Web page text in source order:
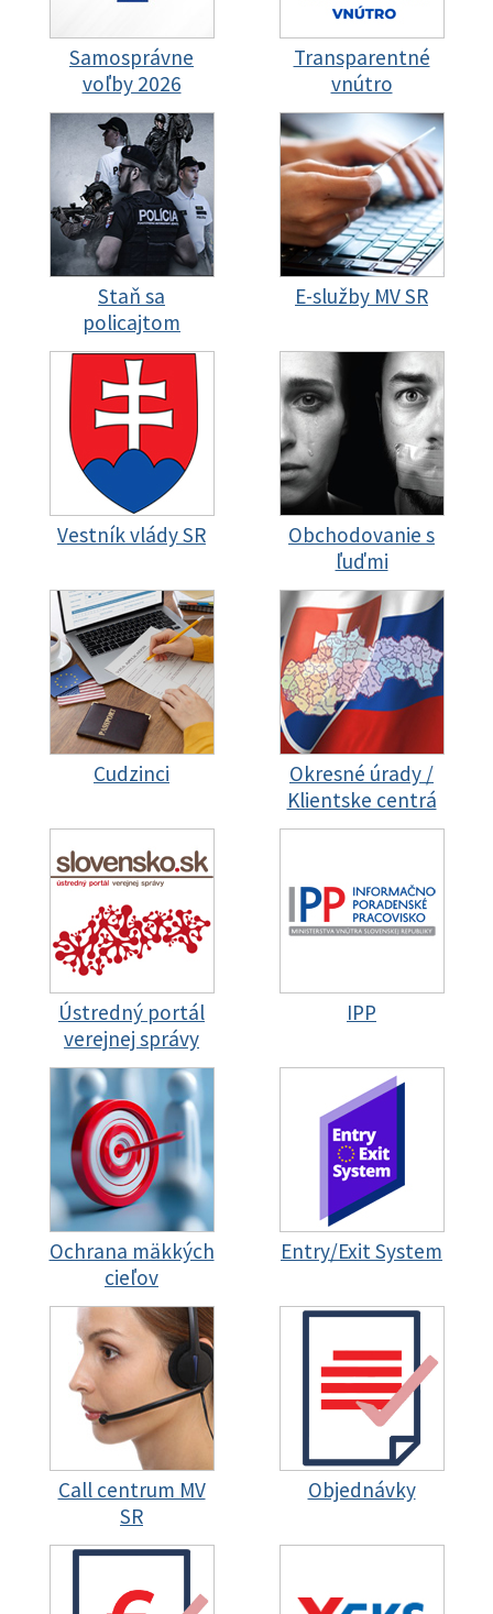
Samosprávne
voľby 2026
Transparentné
vnútro
Staň sa
policajtom
E-služby MV SR
Vestník vlády SR
Obchodovanie s
ľuďmi
Cudzinci
Okresné úrady /
Klientske centrá
Ústredný portál
verejnej správy
IPP
Ochrana mäkkých
cieľov
Entry/Exit System
Call centrum MV
SR
Objednávky